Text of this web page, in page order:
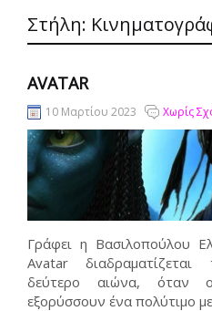
Στήλη:
AVATAR
10 Μαρτίου 2023 Χωρίς
Γράφει η Βασιλοπούλου
Avatar διαδραματίζεται
δεύτερο αιώνα, όταν
εξορύσσουν ένα πολύτιμο